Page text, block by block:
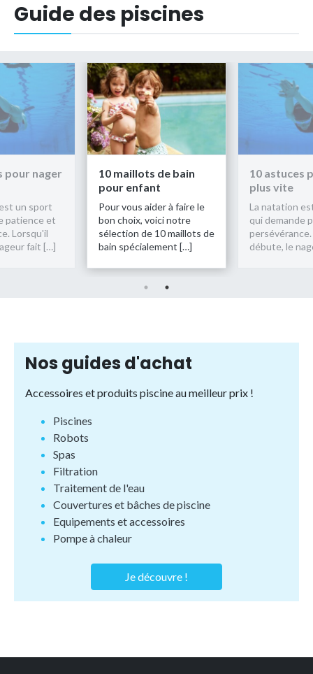
Guide des piscines
de bain
à faire le
voici notre
10 maillots de
[…]
10 astuces pour nager
plus vite
La natation est un sport
qui demande patience et
persévérance. Lorsqu'il
débute, le nageur fait […]
10
pour
Pour vous
bon choix,
sélection
bain
Nos guides d'achat
Accessoires et produits piscine au meilleur prix !
Piscines
Robots
Spas
Filtration
Traitement de l'eau
Couvertures et bâches de piscine
Equipements et accessoires
Pompe à chaleur
Je découvre !